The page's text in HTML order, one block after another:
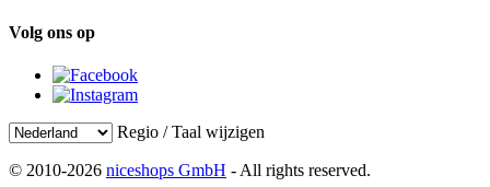
Volg ons op
Regio / Taal wijzigen
© 2010-2026 niceshops GmbH - All rights reserved.